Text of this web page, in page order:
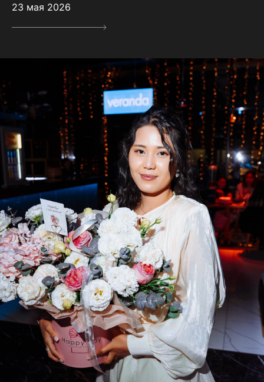
23 мая 2026